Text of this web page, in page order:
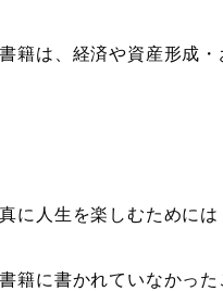
籍は、経済や資産形成・
に人生を楽しむためには
籍に書かれていなかった